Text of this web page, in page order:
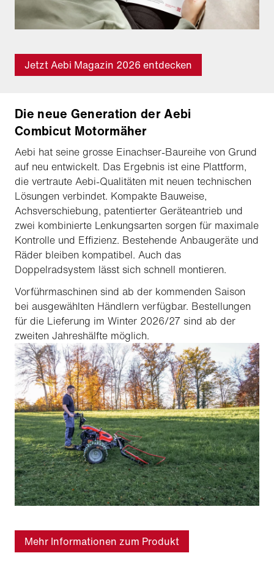
Jetzt Aebi Magazin 2026 entdecken
Die neue Generation der Aebi
Combicut Motormäher
Aebi hat seine grosse Einachser-Baureihe von Grund
auf neu entwickelt. Das Ergebnis ist eine Plattform,
die vertraute Aebi-Qualitäten mit neuen technischen
Lösungen verbindet. Kompakte Bauweise,
Achsverschiebung, patentierter Geräteantrieb und
zwei kombinierte Lenkungsarten sorgen für maximale
Kontrolle und Effizienz. Bestehende Anbaugeräte und
Räder bleiben kompatibel. Auch das
Doppelradsystem lässt sich schnell montieren.
Vorführmaschinen sind ab der kommenden Saison
bei ausgewählten Händlern verfügbar. Bestellungen
für die Lieferung im Winter 2026/27 sind ab der
zweiten Jahreshälfte möglich.
Mehr Informationen zum Produkt